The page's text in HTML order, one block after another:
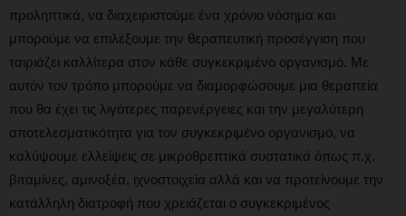
προληπτικά, να διαχειριστούμε ένα χρόνιο νόσημα και
μπορούμε να επιλέξουμε την θεραπευτική προσέγγιση που
ταιριάζει καλλίτερα στον κάθε συγκεκριμένο οργανισμό. Με
αυτόν τον τρόπο μπορούμε να διαμορφώσουμε μια θεραπεία
που θα έχει τις λιγότερες παρενέργειες και την μεγαλύτερη
αποτελεσματικότητα για τον συγκεκριμένο οργανισμό, να
καλύψουμε ελλείψεις σε μικροθρεπτικά συστατικά όπως π.χ.
βιταμίνες, αμινοξέα, ιχνοστοιχεία αλλά και να προτείνουμε την
κατάλληλη διατροφή που χρειάζεται ο συγκεκριμένος